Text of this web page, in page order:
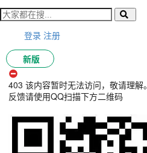
登录 注册
新版
403 该内容暂时无法访问，敬请理解。
反馈请使用QQ扫描下方二维码